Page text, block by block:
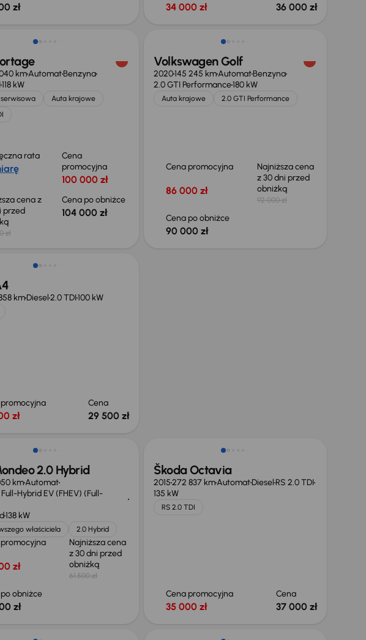
zł 34 000 zł 36 000 zł
kmAutomatBenzyna
118 kW
Auta krajowe
rata
Cena
promocyjna
100 000 zł
cena z
przed
zł
Cena po obniżce
104 000 zł
Taniej o 2 000 zł
Volkswagen Golf
2020145 245 kmAutomatBenzyna
2.0 GTI Performance180 kW
Auta krajowe 2.0 GTI Performance
Cena promocyjna
86 000 zł
Najniższa cena
z 30 dni przed
obniżką
92 000 zł
Cena po obniżce
90 000 zł
kmDiesel2.0 TDI100 kW
zł
Cena
29 500 zł
o 1 500 zł
2.0 Hybrid
kmAutomat
Hybrid EV (FHEV) (Full-
138 kW
właściciela 2.0 Hybrid
zł
Najniższa cena
z 30 dni przed
obniżką
61 500 zł
obniżce
zł
Škoda Octavia
2015272 837 kmAutomatDieselRS 2.0 TDI
135 kW
RS 2.0 TDI
Cena promocyjna
35 000 zł
Cena
37 000 zł
Taniej o 500 zł